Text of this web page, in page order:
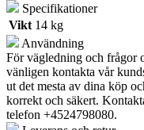
Specifikationer
Vikt 14 kg
Användning
För vägledning och frågor
vänligen kontakta vår
ut det mesta av dina köp
korrekt och säkert.
telefon +4524798080.